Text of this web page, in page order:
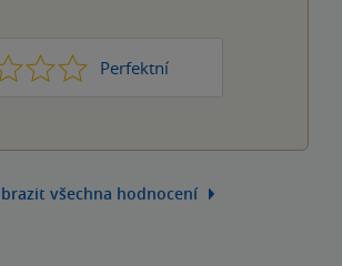
Perfektní
5
všechna hodnocení